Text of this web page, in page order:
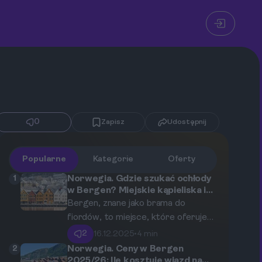
0 Zapisz Udostępnij
Popularne Kategorie Oferty
1
Norwegia. Gdzie szukać ochłody
w Bergen? Miejskie kąpieliska i
rejsy po fiordach
Bergen, znane jako brama do
fiordów, to miejsce, które oferuje
wiele atrakcji dla tych, którzy
szukają ochłody i relaksu w gorące
letnie dni. Zarówno rejsy po
2 16.12.2025•4 min
2
Norwegia. Ceny w Bergen